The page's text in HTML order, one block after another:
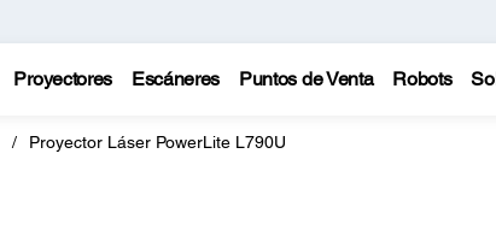
Proyectores Escáneres Puntos de Venta Robots
Proyector Láser PowerLite L790U